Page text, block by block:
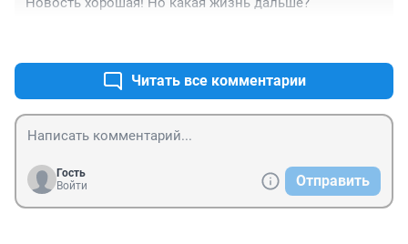
Читать все комментарии
Гость
Войти
Отправить